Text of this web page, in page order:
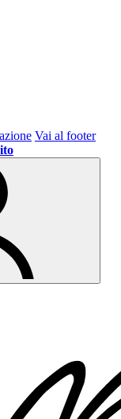
Vai al footer